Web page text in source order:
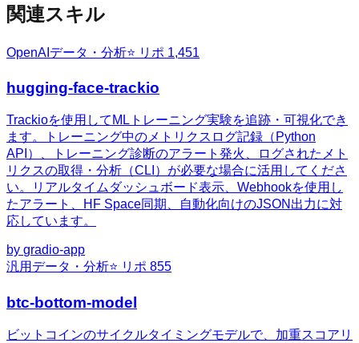
関連スキル
OpenAI データ・分析⭐ リポ 1,451
hugging-face-trackio
Trackioを使用してMLトレーニング実験を追跡・可視化でき
ます。トレーニング中のメトリクスログ記録（Python
API）、トレーニング診断のアラート発火、ログされたメト
リクスの取得・分析（CLI）が必要な場合に活用してくださ
い。リアルタイムダッシュボード表示、Webhookを使用し
たアラート、HF Space同期、自動化向けのJSON出力に対
応しています。
by gradio-app
汎用 データ・分析⭐ リポ 855
btc-bottom-model
ビットコインのサイクルタイミングモデルで、加重スコアリ